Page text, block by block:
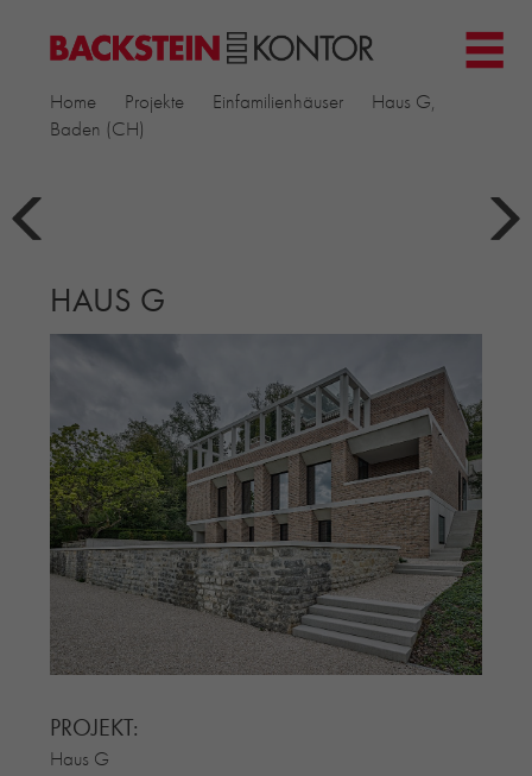
PROJEKTE
EINFAMILIENHÄUSER
ÖFFENTLICHE BAUTEN
BILDUNG & FORSCHUNG
PRODUKTE
RIEMCHENKOLLEKTIONEN TONWERK
ALLGEMEINE RIEMCHENKOLLEKTIONEN
PETERSEN TEGL
RECYCLING-ZIEGEL
RE-USE-ZIEGEL
GLASUR-ZIEGEL
RE-USE-MÖRTEL
FASSADENPLANUNG (SCHWEIZ)
ÜBER UNS
BLOG
Home Projekte Einfamilienhäuser
Haus G,
Baden (CH)
HAUS G
PROJEKT:
Haus G